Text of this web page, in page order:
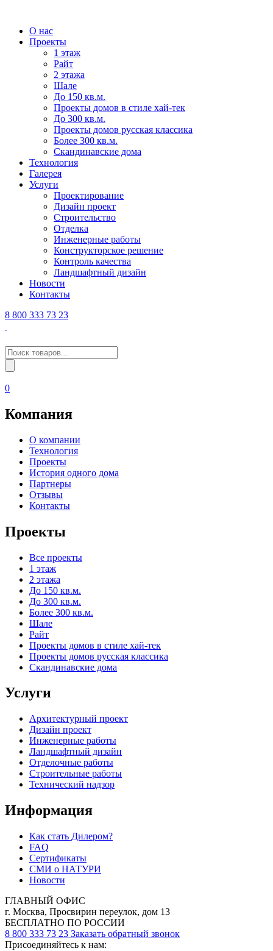
О нас
Проекты
1 этаж
Райт
2 этажа
Шале
До 150 кв.м.
Проекты домов в стиле хай-тек
До 300 кв.м.
Проекты домов русская классика
Более 300 кв.м.
Скандинавские дома
Технология
Галерея
Услуги
Проектирование
Дизайн проект
Строительство
Отделка
Инженерные работы
Конструкторское решение
Контроль качества
Ландшафтный дизайн
Новости
Контакты
8 800 333 73 23
Поиск
товаров
0
Компания
О компании
Технология
Проекты
История одного дома
Партнеры
Отзывы
Контакты
Проекты
Все проекты
1 этаж
2 этажа
До 150 кв.м.
До 300 кв.м.
Более 300 кв.м.
Шале
Райт
Проекты домов в стиле хай-тек
Проекты домов русская классика
Скандинавские дома
Услуги
Архитектурный проект
Дизайн проект
Инженерные работы
Ландшафтный дизайн
Отделочные работы
Строительные работы
Технический надзор
Информация
Как стать Дилером?
FAQ
Сертификаты
СМИ о НАТУРИ
Новости
ГЛАВНЫЙ ОФИС
г. Москва, Просвирин переулок, дом 13
БЕСПЛАТНО ПО РОССИИ
8 800 333 73 23 Заказать обратный звонок
Присоединяйтесь к нам: